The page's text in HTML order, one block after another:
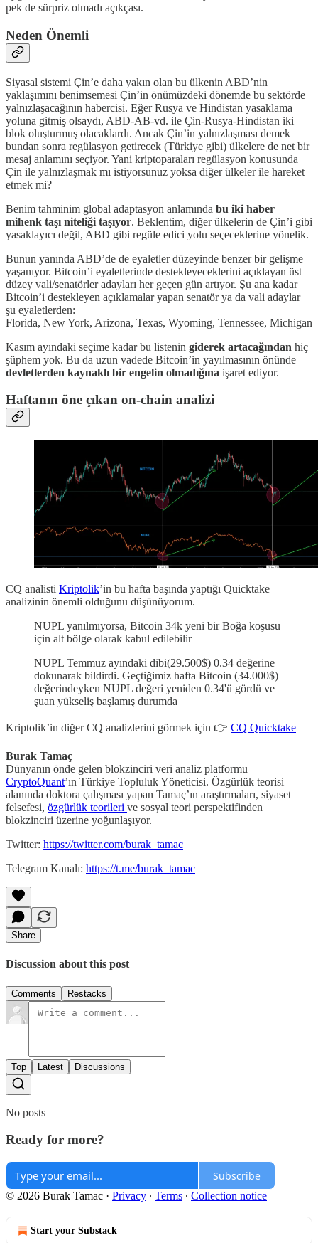
pek de sürpriz olmadı açıkçası.
Neden Önemli
Siyasal sistemi Çin’e daha yakın olan bu ülkenin ABD’nin
yaklaşımını benimsemesi Çin’in önümüzdeki dönemde bu sektörde
yalnızlaşacağının habercisi. Eğer Rusya ve Hindistan yasaklama
yoluna gitmiş olsaydı, ABD-AB-vd. ile Çin-Rusya-Hindistan iki
blok oluşturmuş olacaklardı. Ancak Çin’in yalnızlaşması demek
bundan sonra regülasyon getirecek (Türkiye gibi) ülkelere de net bir
mesaj anlamını seçiyor. Yani kriptoparaları regülasyon konusunda
Çin ile yalnızlaşmak mı istiyorsunuz yoksa diğer ülkeler ile hareket
etmek mi?
Benim tahminim global adaptasyon anlamında bu iki haber
mihenk taşı niteliği taşıyor. Beklentim, diğer ülkelerin de Çin’i gibi
yasaklayıcı değil, ABD gibi regüle edici yolu seçeceklerine yönelik.
Bunun yanında ABD’de de eyaletler düzeyinde benzer bir gelişme
yaşanıyor. Bitcoin’i eyaletlerinde destekleyeceklerini açıklayan üst
düzey vali/senatörler adayları her geçen gün artıyor. Şu ana kadar
Bitcoin’i destekleyen açıklamalar yapan senatör ya da vali adaylar
şu eyaletlerden:
Florida, New York, Arizona, Texas, Wyoming, Tennessee, Michigan
Kasım ayındaki seçime kadar bu listenin giderek artacağından hiç
şüphem yok. Bu da uzun vadede Bitcoin’in yayılmasının önünde
devletlerden kaynaklı bir engelin olmadığına işaret ediyor.
Haftanın öne çıkan on-chain analizi
CQ analisti Kriptolik’in bu hafta başında yaptığı Quicktake
analizinin önemli olduğunu düşünüyorum.
NUPL yanılmıyorsa, Bitcoin 34k yeni bir Boğa koşusu
için alt bölge olarak kabul edilebilir
NUPL Temmuz ayındaki dibi(29.500$) 0.34 değerine
dokunarak bildirdi. Geçtiğimiz hafta Bitcoin (34.000$)
değerindeyken NUPL değeri yeniden 0.34'ü gördü ve
şuan yükseliş başlamış durumda
Kriptolik’in diğer CQ analizlerini görmek için 👉 CQ Quicktake
Burak Tamaç
Dünyanın önde gelen blokzinciri veri analiz platformu
CryptoQuant’ın Türkiye Topluluk Yöneticisi. Özgürlük teorisi
alanında doktora çalışması yapan Tamaç’ın araştırmaları, siyaset
felsefesi, özgürlük teorileri ve sosyal teori perspektifinden
blokzinciri üzerine yoğunlaşıyor.
Twitter: https://twitter.com/burak_tamac
Telegram Kanalı: https://t.me/burak_tamac
Share
Discussion about this post
Comments Restacks
Top Latest Discussions
No posts
Ready for more?
Subscribe
© 2026 Burak Tamac · Privacy ∙ Terms ∙ Collection notice
Start your Substack